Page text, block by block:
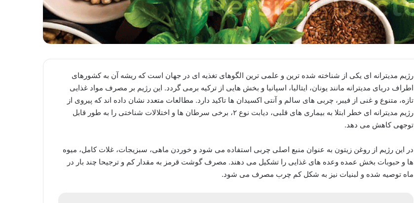
رژیم مدیترانه ای یکی از شناخته شده ترین و علمی ترین الگوهای تغذیه ای در جهان است که ریشه آن به کشورهای
اطراف دریای مدیترانه مانند یونان، ایتالیا، اسپانیا و بخش هایی از ترکیه برمی گردد. این رژیم بر مصرف مواد غذایی
تازه، متنوع و غنی از فیبر، چربی های سالم و آنتی اکسیدان ها تاکید دارد. مطالعات متعدد نشان داده اند که پیروی از
رژیم مدیترانه ای خطر ابتلا به بیماری های قلبی، دیابت نوع ۲، برخی سرطان ها و اختلالات شناختی را به طور قابل
توجهی کاهش می دهد.
در این رژیم از روغن زیتون به عنوان منبع اصلی چربی استفاده می شود و خوردن ماهی، سبزیجات، غلات کامل، میوه
ها و حبوبات بخش عمده وعده های غذایی را تشکیل می دهند. مصرف گوشت قرمز به مقدار کم و ترجیحا چند بار در
ماه توصیه شده و لبنیات نیز به شکل کم چرب مصرف می شود.